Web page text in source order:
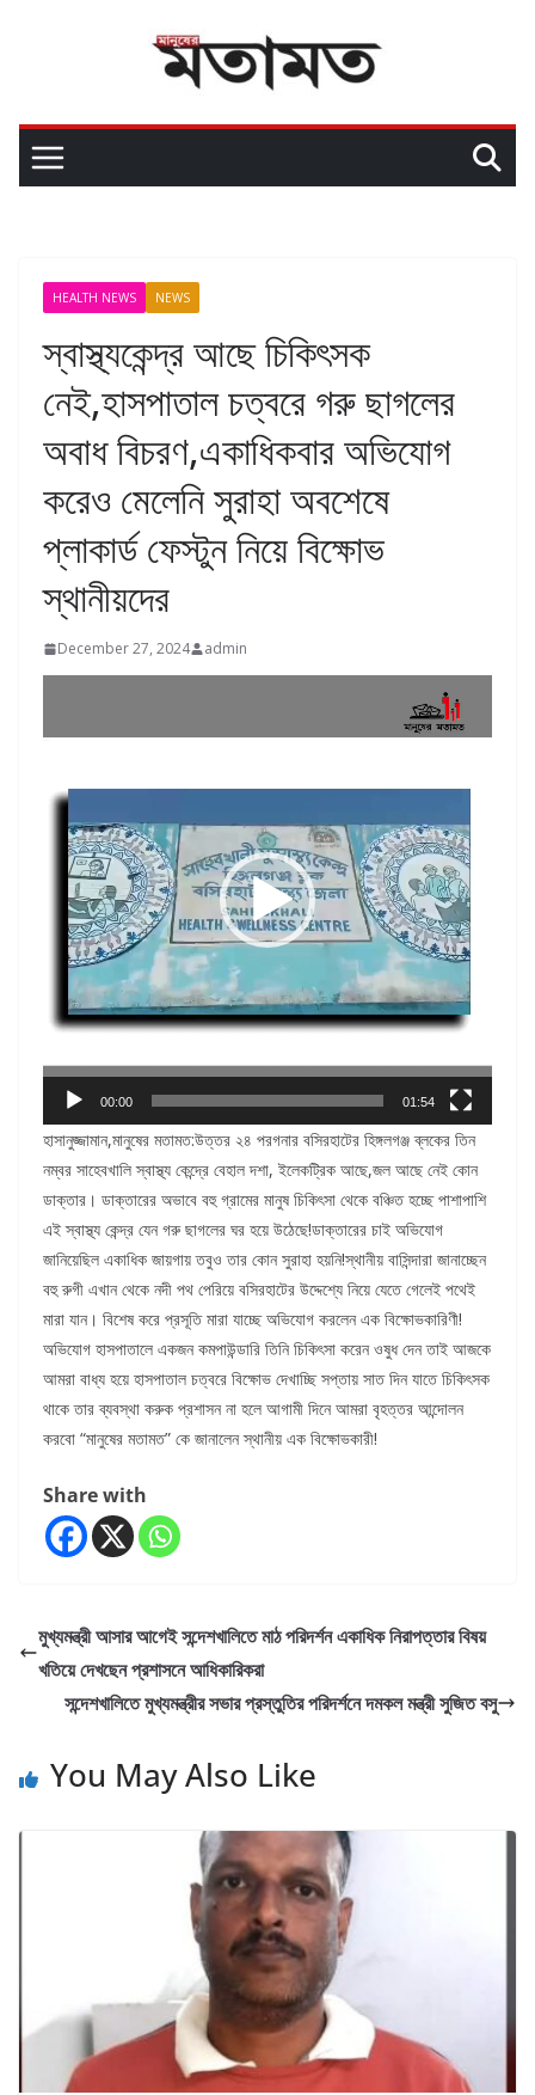
HEALTH NEWS NEWS
স্বাস্থ্যকেন্দ্র আছে চিকিৎসক
নেই,হাসপাতাল চত্বরে গরু ছাগলের
অবাধ বিচরণ,একাধিকবার অভিযোগ
করেও মেলেনি সুরাহা অবশেষে
প্লাকার্ড ফেস্টুন নিয়ে বিক্ষোভ
স্থানীয়দের
December 27, 2024 admin
00:00 01:54
হাসানুজ্জামান,মানুষের মতামত:উত্তর ২৪ পরগনার বসিরহাটের হিঙ্গলগঞ্জ ব্লকের তিন
নম্বর সাহেবখালি স্বাস্থ্য কেন্দ্রে বেহাল দশা, ইলেকট্রিক আছে,জল আছে নেই কোন
ডাক্তার। ডাক্তারের অভাবে বহু গ্রামের মানুষ চিকিৎসা থেকে বঞ্চিত হচ্ছে পাশাপাশি
এই স্বাস্থ্য কেন্দ্র যেন গরু ছাগলের ঘর হয়ে উঠেছে!ডাক্তারের চাই অভিযোগ
জানিয়েছিল একাধিক জায়গায় তবুও তার কোন সুরাহা হয়নি!স্থানীয় বাসিন্দারা জানাচ্ছেন
বহু রুগী এখান থেকে নদী পথ পেরিয়ে বসিরহাটের উদ্দেশ্যে নিয়ে যেতে গেলেই পথেই
মারা যান। বিশেষ করে প্রসূতি মারা যাচ্ছে অভিযোগ করলেন এক বিক্ষোভকারিণী!
অভিযোগ হাসপাতালে একজন কমপাউন্ডারি তিনি চিকিৎসা করেন ওষুধ দেন তাই আজকে
আমরা বাধ্য হয়ে হাসপাতাল চত্বরে বিক্ষোভ দেখাচ্ছি সপ্তায় সাত দিন যাতে চিকিৎসক
থাকে তার ব্যবস্থা করুক প্রশাসন না হলে আগামী দিনে আমরা বৃহত্তর আন্দোলন
করবো “মানুষের মতামত” কে জানালেন স্থানীয় এক বিক্ষোভকারী!
Share with
মুখ্যমন্ত্রী আসার আগেই সন্দেশখালিতে মাঠ পরিদর্শন একাধিক নিরাপত্তার বিষয়
খতিয়ে দেখছেন প্রশাসনে আধিকারিকরা
সন্দেশখালিতে মুখ্যমন্ত্রীর সভার প্রস্তুতির পরিদর্শনে দমকল মন্ত্রী সুজিত বসু
You May Also Like